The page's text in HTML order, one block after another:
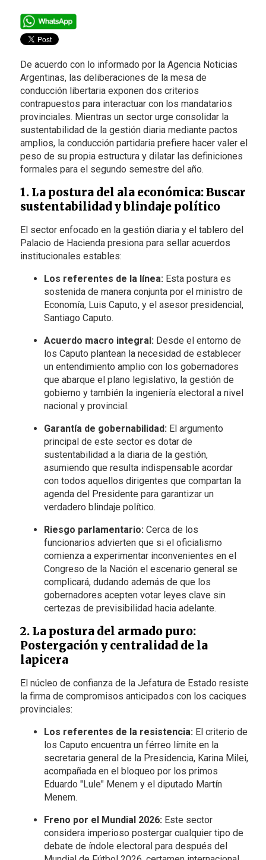
De acuerdo con lo informado por la Agencia Noticias
Argentinas, las deliberaciones de la mesa de
conducción libertaria exponen dos criterios
contrapuestos para interactuar con los mandatarios
provinciales. Mientras un sector urge consolidar la
sustentabilidad de la gestión diaria mediante pactos
amplios, la conducción partidaria prefiere hacer valer el
peso de su propia estructura y dilatar las definiciones
formales para el segundo semestre del año.
1. La postura del ala económica: Buscar
sustentabilidad y blindaje político
El sector enfocado en la gestión diaria y el tablero del
Palacio de Hacienda presiona para sellar acuerdos
institucionales estables:
Los referentes de la línea:Esta postura es
sostenida de manera conjunta por el ministro de
Economía, Luis Caputo, y el asesor presidencial,
Santiago Caputo.
Acuerdo macro integral:Desde el entorno de
los Caputo plantean la necesidad de establecer
un entendimiento amplio con los gobernadores
que abarque el plano legislativo, la gestión de
gobierno y también la ingeniería electoral a nivel
nacional y provincial.
Garantía de gobernabilidad:El argumento
principal de este sector es dotar de
sustentabilidad a la diaria de la gestión,
asumiendo que resulta indispensable acordar
con todos aquellos dirigentes que compartan la
agenda del Presidente para garantizar un
verdadero blindaje político.
Riesgo parlamentario:Cerca de los
funcionarios advierten que si el oficialismo
comienza a experimentar inconvenientes en el
Congreso de la Nación el escenario general se
complicará, dudando además de que los
gobernadores acepten votar leyes clave sin
certezas de previsibilidad hacia adelante.
2. La postura del armado puro:
Postergación y centralidad de la
lapicera
El núcleo de confianza de la Jefatura de Estado resiste
la firma de compromisos anticipados con los caciques
provinciales:
Los referentes de la resistencia:El criterio de
los Caputo encuentra un férreo límite en la
secretaria general de la Presidencia, Karina Milei,
acompañada en el bloqueo por los primos
Eduardo "Lule" Menem y el diputado Martín
Menem.
Freno por el Mundial 2026:Este sector
considera imperioso postergar cualquier tipo de
debate de índole electoral para después del